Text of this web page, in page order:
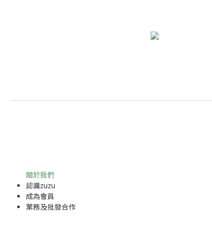
關於我們
認識zuzu
成為會員
業務及批發合作